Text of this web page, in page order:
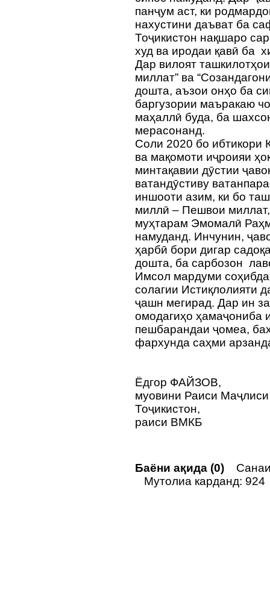
панҷум аст, ки
нахустини даъват ба
Тоҷикистон нақшаро
худ ва иродаи қавӣ ба
Дар вилоят
миллат” ва
дошта, аъзои онҳо ба
баргузории маъракаю
маҳаллӣ буда, ба
мерасонанд.
Соли 2020 бо ибтикори
ва мақомоти иҷроияи
минтақавии дӯстии
ватандӯстиву
иншооти азим, ки бо
миллӣ – Пешвои
муҳтарам Эмомалӣ
намуданд. Инчунин,
ҳарбӣ бори дигар
дошта, ба сарбозон
Имсол мардуми
солагии Истиқлолияти
ҷашн мегирад. Дар ин
омодагиҳо ҳамаҷониба
пешбарандаи ҷомеа,
фархунда саҳми
Ёдгор ФАЙЗОВ,
муовини Раиси
Тоҷикистон,
раиси ВМКБ
Баёни ақида (0)
Мутолиа карданд: 924